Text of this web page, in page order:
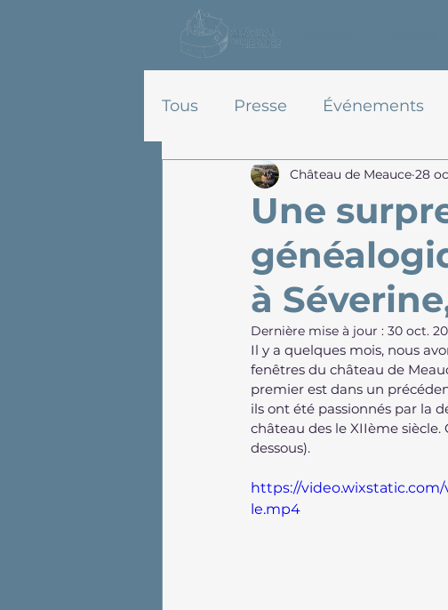
Tous Presse Événements
Histoire Nature
Une
à
Château de Meauce 28
Dernière mise à jour : 30 oct.
Il y a quelques mois, nous
fenêtres du château de
premier est dans un
ils ont été passionnés par la
château des le XIIème siècle.
dessous).
https://video.wixstatic.com/
le.mp4